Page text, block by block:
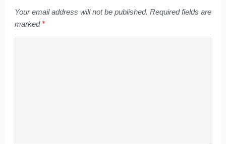
Your email address will not be published. Required fields are
marked *